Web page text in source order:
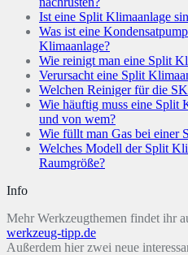
Ist eine Split Klimaanlage
Was ist eine
Klimaanlage?
Wie reinigt man eine Split
Verursacht eine Split
Welchen Reiniger für die
Wie häuftig muss eine Split
und von wem?
Wie füllt man Gas bei einer
Welches Modell der Split
Raumgröße?
Info
Mehr Werkzeugthemen findet ihr
werkzeug-tipp.de
Außerdem hier zwei neue